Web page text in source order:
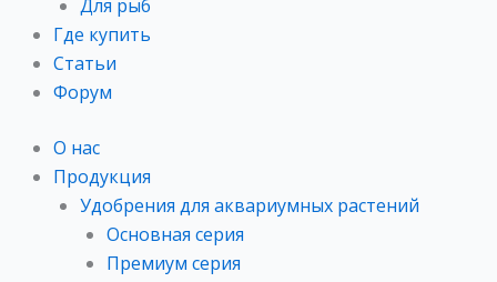
Для рыб
Где купить
Статьи
Форум
О нас
Продукция
Удобрения для аквариумных растений
Основная серия
Премиум серия